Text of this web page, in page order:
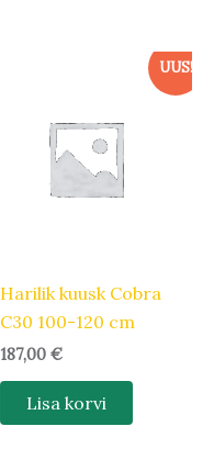
UUS!
Harilik kuusk Cobra
C30 100-120 cm
187,00€
Lisa korvi